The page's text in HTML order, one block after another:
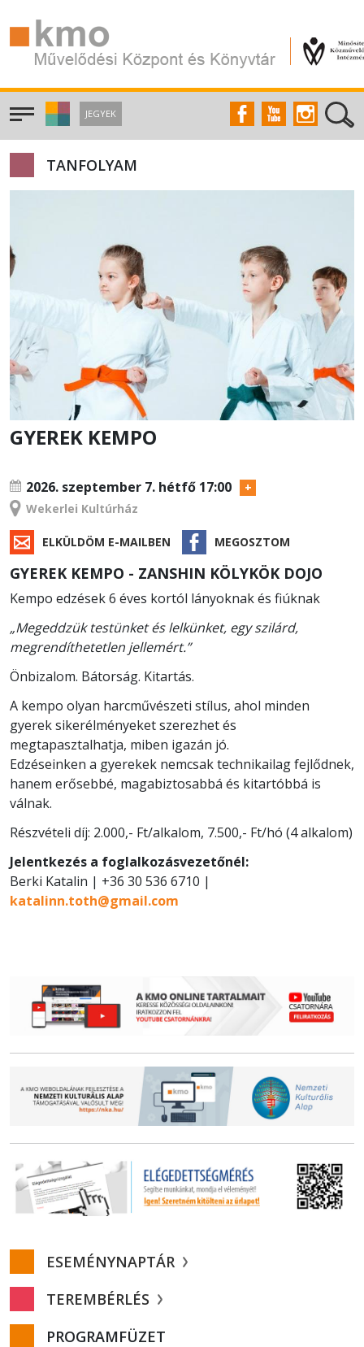
JEGYEK
TANFOLYAM
GYEREK KEMPO
2026. szeptember 7. hétfő 17:00
Wekerlei Kultúrház
ELKÜLDÖM E-MAILBEN MEGOSZTOM
GYEREK KEMPO - ZANSHIN KÖLYKÖK DOJO
Kempo edzések 6 éves kortól lányoknak és fiúknak
„Megeddzük testünket és lelkünket, egy szilárd,
megrendíthetetlen jellemért.”
Önbizalom. Bátorság. Kitartás.
A kempo olyan harcművészeti stílus, ahol minden
gyerek sikerélményeket szerezhet és
megtapasztalhatja, miben igazán jó.
Edzéseinken a gyerekek nemcsak technikailag fejlődnek,
hanem erősebbé, magabiztosabbá és kitartóbbá is
válnak.
Részvételi díj: 2.000,- Ft/alkalom, 7.500,- Ft/hó (4 alkalom)
Jelentkezés a foglalkozásvezetőnél:
Berki Katalin | +36 30 536 6710 |
katalinn.toth@gmail.com
ESEMÉNYNAPTÁR
TEREMBÉRLÉS
PROGRAMFÜZET